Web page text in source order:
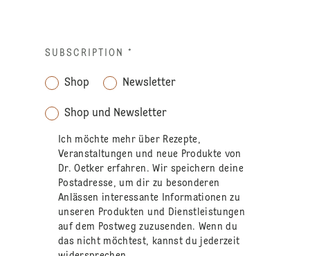
SUBSCRIPTION *
Shop Newsletter
Shop und Newsletter
Ich möchte mehr über Rezepte,
Veranstaltungen und neue Produkte von
Dr. Oetker erfahren. Wir speichern deine
Postadresse, um dir zu besonderen
Anlässen interessante Informationen zu
unseren Produkten und Dienstleistungen
auf dem Postweg zuzusenden. Wenn du
das nicht möchtest, kannst du jederzeit